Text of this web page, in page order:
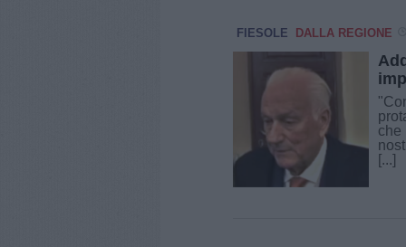
FIESOLE DALLA REGIONE
che
[...]